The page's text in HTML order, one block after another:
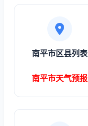
南平市区县列表
南平市天气预报